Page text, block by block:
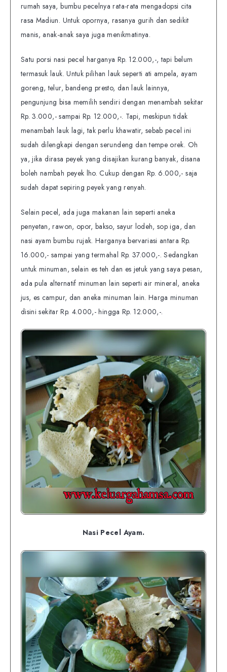
rumah saya, bumbu pecelnya rata-rata mengadopsi cita
rasa Madiun. Untuk opornya, rasanya gurih dan sedikit
manis, anak-anak saya juga menikmatinya.
Satu porsi nasi pecel harganya Rp. 12.000,-, tapi belum
termasuk lauk. Untuk pilihan lauk seperti ati ampela, ayam
goreng, telur, bandeng presto, dan lauk lainnya,
pengunjung bisa memilih sendiri dengan menambah sekitar
Rp. 3.000,- sampai Rp. 12.000,-. Tapi, meskipun tidak
menambah lauk lagi, tak perlu khawatir, sebab pecel ini
sudah dilengkapi dengan serundeng dan tempe orek. Oh
ya, jika dirasa peyek yang disajikan kurang banyak, disana
boleh nambah peyek lho. Cukup dengan Rp. 6.000,- saja
sudah dapat sepiring peyek yang renyah.
Selain pecel, ada juga makanan lain seperti aneka
penyetan, rawon, opor, bakso, sayur lodeh, sop iga, dan
nasi ayam bumbu rujak. Harganya bervariasi antara Rp.
16.000,- sampai yang termahal Rp. 37.000,-. Sedangkan
untuk minuman, selain es teh dan es jetuk yang saya pesan,
ada pula alternatif minuman lain seperti air mineral, aneka
jus, es campur, dan aneka minuman lain. Harga minuman
disini sekitar Rp. 4.000,- hingga Rp. 12.000,-.
Nasi Pecel Ayam.